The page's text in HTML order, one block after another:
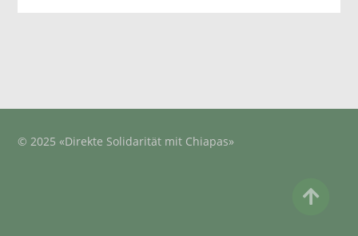
© 2025 «Direkte Solidarität mit Chiapas»